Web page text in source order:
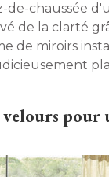
de-chaussée
de la clarté
de miroirs
velours pour